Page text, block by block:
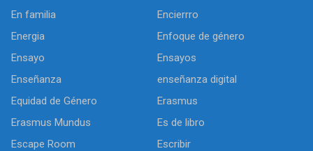
En familia
Encierrro
Energia
Enfoque de género
Ensayo
Ensayos
Enseñanza
enseñanza digital
Equidad de Género
Erasmus
Erasmus Mundus
Es de libro
Escape Room
Escribir